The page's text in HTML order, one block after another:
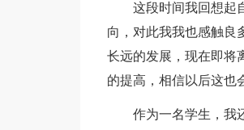
这段时间我回想起
向，对此我我也感触良
长远的发展，现在即将
的提高，相信以后这也
作为一名学生，我